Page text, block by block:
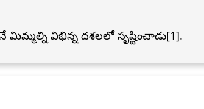
విభిన్న దశలలో సృష్టించాడు[1].